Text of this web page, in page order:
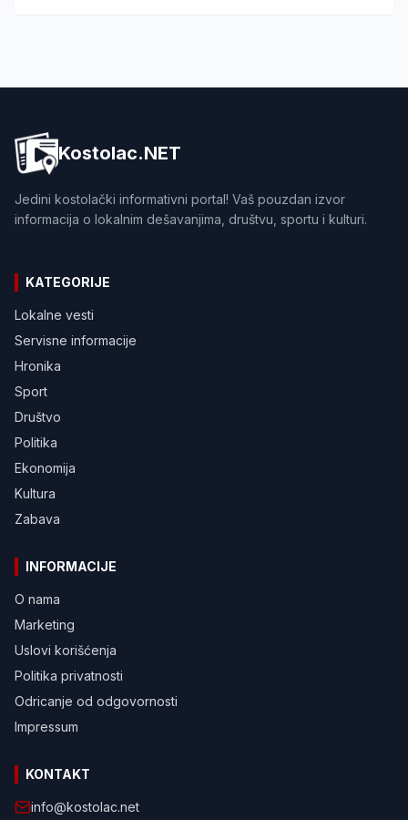
Kostolac.NET
Jedini kostolački informativni portal! Vaš pouzdan izvor
informacija o lokalnim dešavanjima, društvu, sportu i kulturi.
KATEGORIJE
Lokalne vesti
Servisne informacije
Hronika
Sport
Društvo
Politika
Ekonomija
Kultura
Zabava
INFORMACIJE
O nama
Marketing
Uslovi korišćenja
Politika privatnosti
Odricanje od odgovornosti
Impressum
KONTAKT
info@kostolac.net